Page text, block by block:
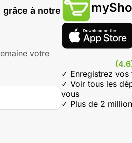
à notre
votre
✓ Enregistrez vos
✓ Voir tous les
vous
✓ Plus de 2